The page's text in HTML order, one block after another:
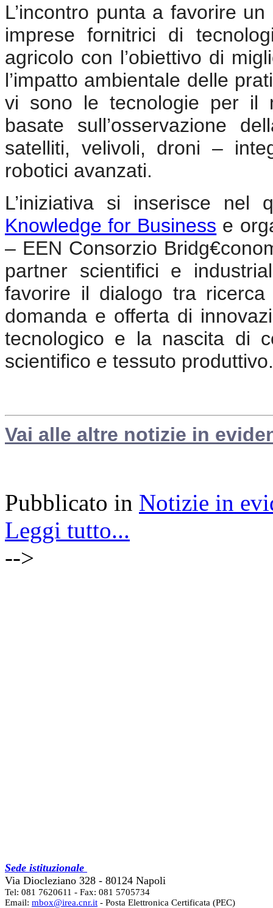
L’incontro punta a favorire
imprese fornitrici di
agricolo con l’obiettivo di
l’impatto ambientale delle
vi sono le tecnologie per il
basate sull’osservazione
satelliti, velivoli, droni –
robotici avanzati.
L’iniziativa si inserisce nel
Knowledge for Business e
– EEN Consorzio
partner scientifici e
favorire il dialogo tra ricerca
domanda e offerta di
tecnologico e la nascita di
scientifico e tessuto produttivo.
Vai alle altre notizie in
Pubblicato in Notizie in
Leggi tutto...
-->
Sede istituzionale
Via Diocleziano 328 - 80124 Napoli
Tel: 081 7620611 - Fax: 081 5705734
Email: mbox@irea.cnr.it - Posta Elettronica Certificata (PEC)